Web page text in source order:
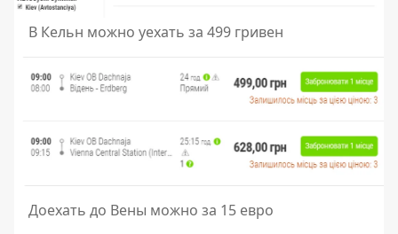
В Кельн можно уехать за 499 гривен
Доехать до Вены можно за 15 евро